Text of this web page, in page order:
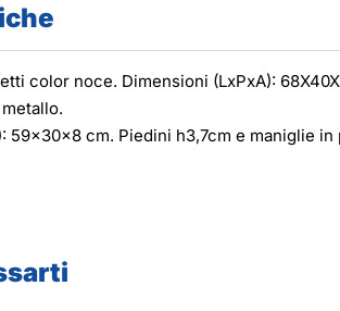
color noce. Dimensioni (LxPxA):
59x30x8 cm. Piedini h3,7cm e maniglie